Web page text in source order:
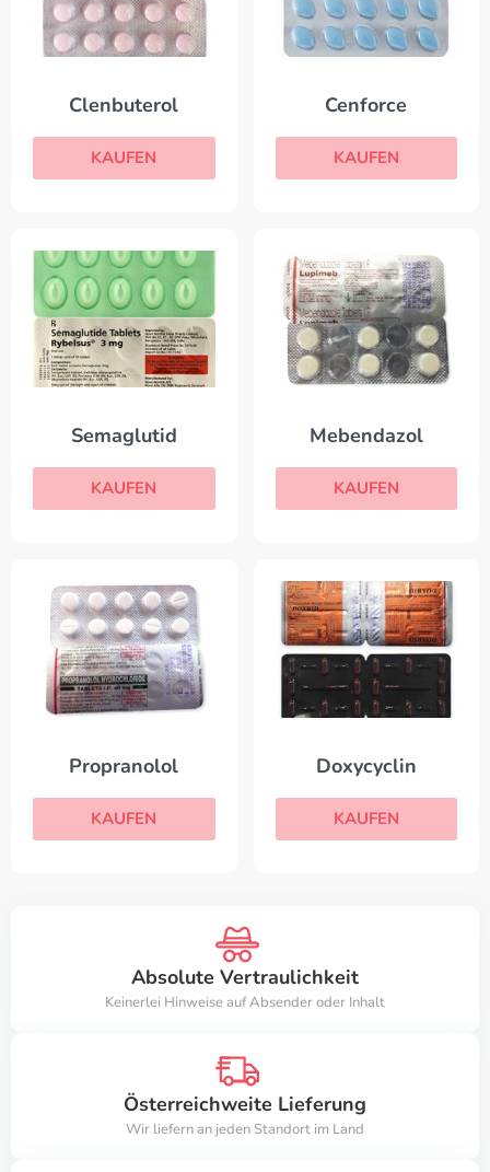
Absolute Vertraulichkeit
Keinerlei Hinweise auf Absender oder Inhalt
Österreichweite Lieferung
Wir liefern an jeden Standort im Land
Clenbuterol
KAUFEN
Cenforce
KAUFEN
Semaglutid
KAUFEN
Mebendazol
KAUFEN
Propranolol
KAUFEN
Doxycyclin
KAUFEN